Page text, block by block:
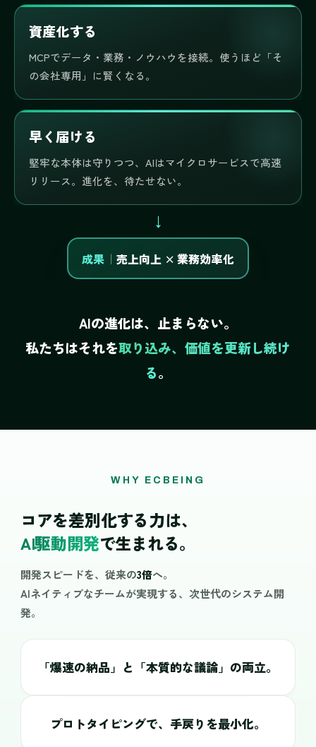
資産化する
MCPでデータ・業務・ノウハウを接続。使うほど「そ
の会社専用」に賢くなる。
早く届ける
堅牢な本体は守りつつ、AIはマイクロサービスで高速
リリース。進化を、待たせない。
↓
成果 ｜ 売上向上 × 業務効率化
AIの進化は、止まらない。
私たちはそれを取り込み、価値を更新し続け
る。
WHY ECBEING
コアを差別化する力は、
AI駆動開発で生まれる。
開発スピードを、従来の3倍へ。
AIネイティブなチームが実現する、次世代のシステム開
発。
「爆速の納品」と「本質的な議論」の両立。
プロトタイピングで、手戻りを最小化。